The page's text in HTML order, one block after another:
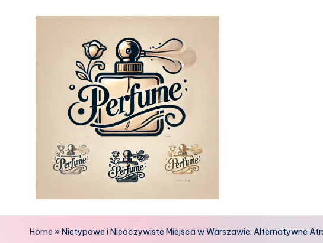
Home »Nietypowe i Nieoczywiste Miejsca w Warszawie: Alternatywne